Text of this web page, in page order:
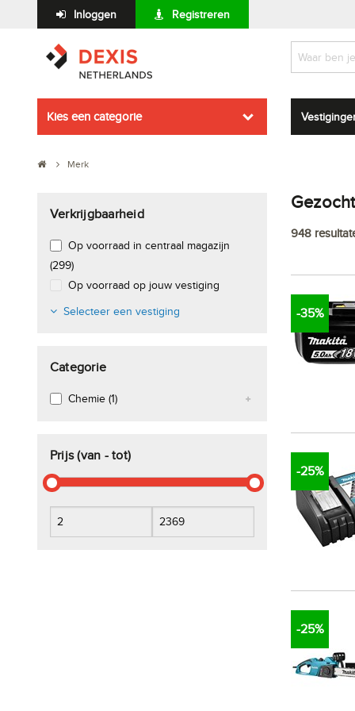
Inloggen Registreren
Kies een categorie
Merk
Verkrijgbaarheid
Op voorraad in centraal magazijn
(299)
Op voorraad op jouw vestiging
Selecteer een vestiging
Categorie
Chemie (1)
Prijs (van - tot)
948
-35%
-25%
-25%